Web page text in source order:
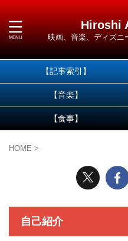
Hiroshi
映画、音楽、ディズニ
【記事索引】
【音楽】
【食事】
HOME >
自己紹介